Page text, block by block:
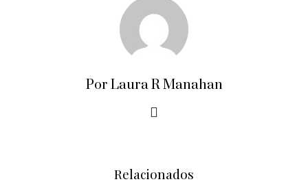
Por Laura R Manahan
Relacionados